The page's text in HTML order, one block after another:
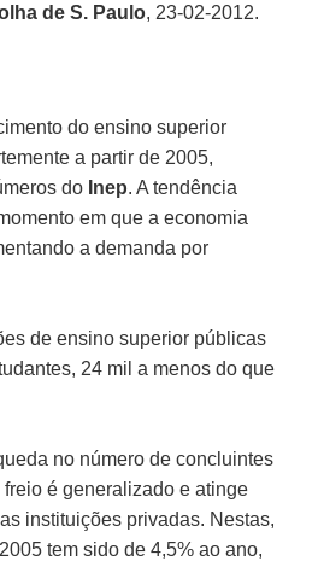
de S. Paulo, 23-02-2012.
do ensino superior
a partir de 2005,
do Inep. A tendência
em que a economia
a demanda por
de ensino superior públicas
24 mil a menos do que
no número de concluintes
é generalizado e atinge
instituições privadas. Nestas,
tem sido de 4,5% ao ano,